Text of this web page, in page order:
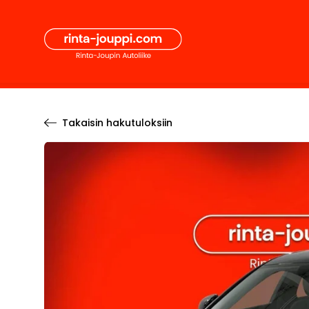
sisältöön
Takaisin hakutuloksiin